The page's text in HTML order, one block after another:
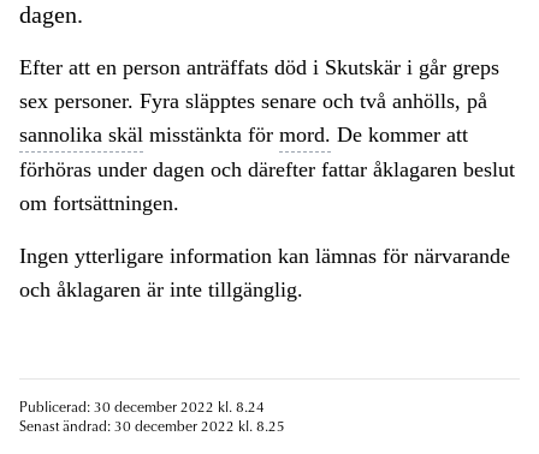
dagen.
Efter att en person anträffats död i Skutskär i går greps
sex personer. Fyra släpptes senare och två anhölls, på
sannolika skäl misstänkta för mord. De kommer att
förhöras under dagen och därefter fattar åklagaren beslut
om fortsättningen.
Ingen ytterligare information kan lämnas för närvarande
och åklagaren är inte tillgänglig.
Publicerad: 30 december 2022 kl. 8.24
Senast ändrad: 30 december 2022 kl. 8.25